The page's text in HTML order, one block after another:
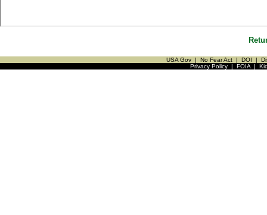
USA Gov | No Fear Act | DOI |
Privacy Policy| FOIA|